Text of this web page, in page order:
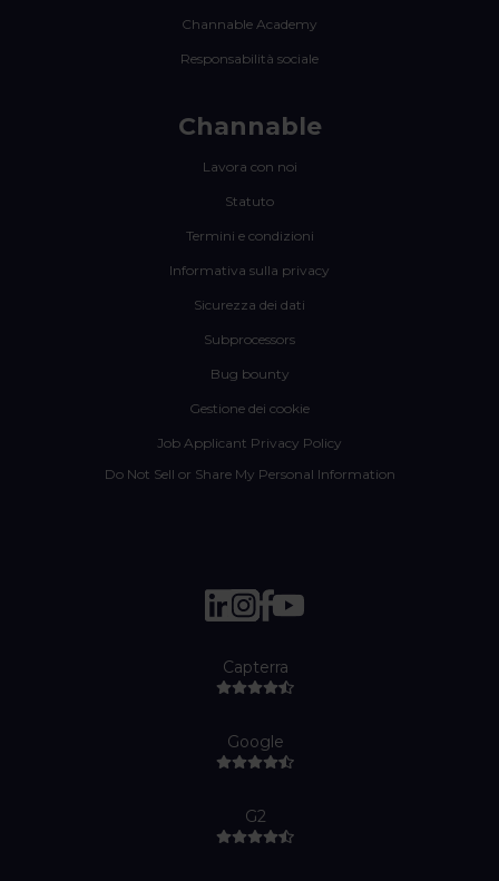
Channable Academy
Responsabilità sociale
Channable
Lavora con noi
Statuto
Termini e condizioni
Informativa sulla privacy
Sicurezza dei dati
Subprocessors
Bug bounty
Gestione dei cookie
Job Applicant Privacy Policy
Do Not Sell or Share My Personal Information
Capterra
Google
G2